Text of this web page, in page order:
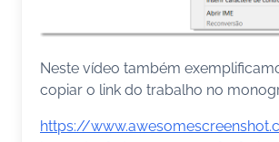
Neste vídeo também
copiar o link do trabalho no
https://